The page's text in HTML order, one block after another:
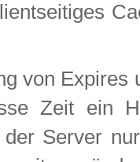
von
Zeit ein
Server